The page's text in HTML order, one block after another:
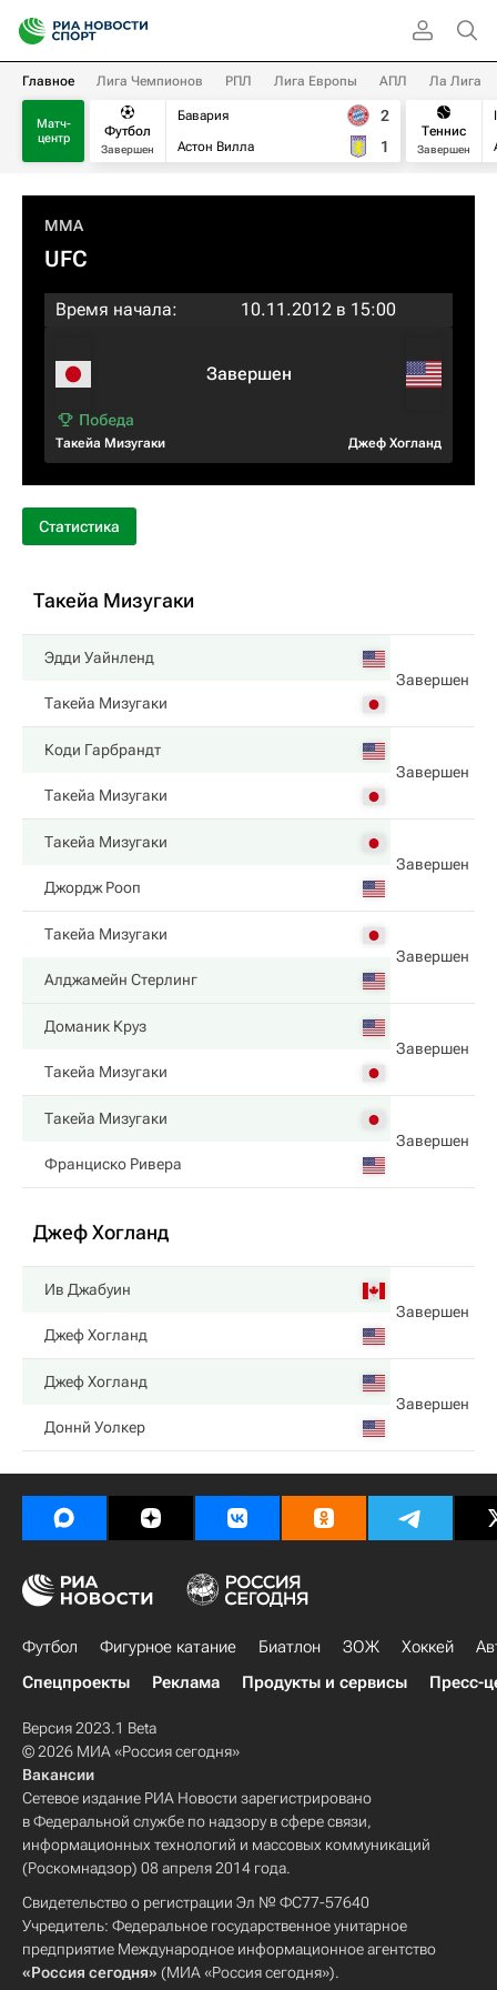
Главное Лига Чемпионов РПЛ Лига Европы АПЛ Ла Лига
Матч-
центр
Футбол
Завершен
Бавария
Астон Вилла
2
1
Теннис
Завершен
MMA
UFC
Время начала: 10.11.2012 в 15:00
Такейа Мизугаки
Завершен
Джеф Хогланд
Статистика
Такейа Мизугаки
Эдди Уайнленд
Завершен
Такейа Мизугаки
Коди Гарбрандт
Завершен
Такейа Мизугаки
Такейа Мизугаки
Завершен
Джордж Рооп
Такейа Мизугаки
Завершен
Алджамейн Стерлинг
Доманик Круз
Завершен
Такейа Мизугаки
Такейа Мизугаки
Завершен
Франциско Ривера
Джеф Хогланд
Ив Джабуин
Завершен
Джеф Хогланд
Джеф Хогланд
Завершен
Доннй Уолкер
Футбол Фигурное катание Биатлон ЗОЖ Хоккей
Спецпроекты
Реклама Продукты и сервисы Пресс-
Версия 2023.1 Beta
© 2026 МИА «Россия сегодня»
Вакансии
Сетевое издание РИА Новости зарегистрировано
в Федеральной службе по надзору в сфере связи,
информационных технологий и массовых коммуникаций
(Роскомнадзор) 08 апреля 2014 года.
Свидетельство о регистрации Эл № ФС77-57640
Учредитель: Федеральное государственное унитарное
предприятие Международное информационное агентство
«Россия сегодня» (МИА «Россия сегодня»).